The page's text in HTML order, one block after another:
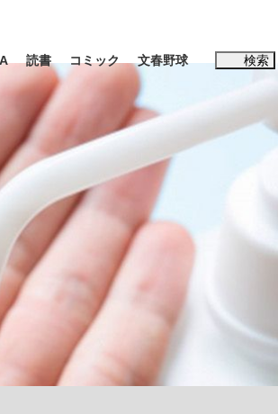
インタビュー
」WBC日本代表“敗戦”の真実 選手が明かす...
読む将棋
読書 コミック 文春野球 検索
紀
#松田聖子